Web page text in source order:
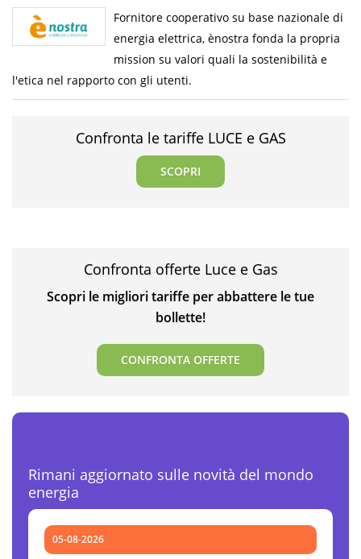
Fornitore cooperativo su base nazionale di
energia elettrica, ènostra fonda la propria
mission su valori quali la sostenibilità e
l'etica nel rapporto con gli utenti.
Confronta le tariffe LUCE e GAS
SCOPRI
Confronta offerte Luce e Gas
Scopri le migliori tariffe per abbattere le tue
bollette!
CONFRONTA OFFERTE
Rimani aggiornato sulle novità del mondo
energia
05-08-2026